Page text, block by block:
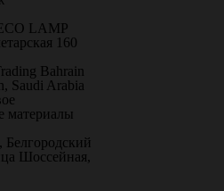
LAMP
160
Bahrain
Saudi Arabia
материалы
Белгородский
Шоссейная,